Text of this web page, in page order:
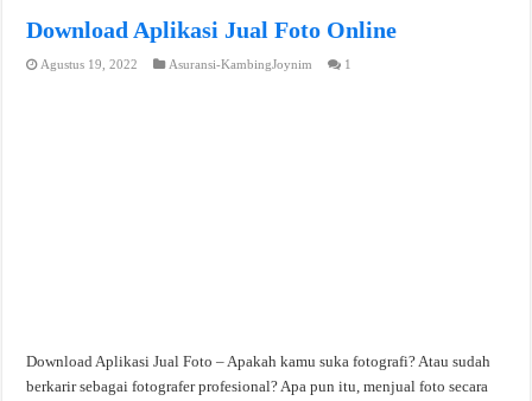
Download Aplikasi Jual Foto Online
Agustus 19, 2022 Asuransi-KambingJoynim 1
Download Aplikasi Jual Foto – Apakah kamu suka fotografi? Atau sudah
berkarir sebagai fotografer profesional? Apa pun itu, menjual foto secara